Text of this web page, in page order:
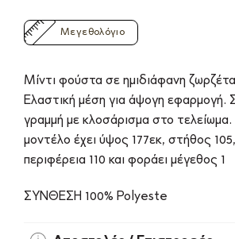
Μεγεθολόγιο
Μίντι φούστα σε ημιδιάφανη
Ελαστική μέση για άψογη εφαρμογή.
γραμμή με κλοσάρισμα στο
μοντέλο έχει ύψος 177εκ, στήθος
περιφέρεια 110 και φοράει μέγεθος 1
ΣΥΝΘΕΣΗ 100% Polyeste